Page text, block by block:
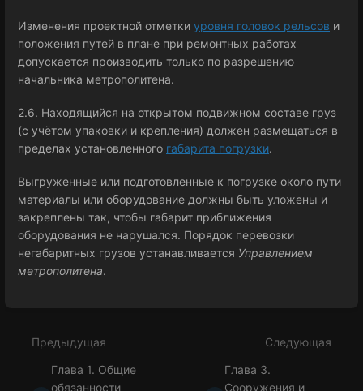
Изменения проектной отметки уровня головок рельсов и
положения путей в плане при ремонтных работах
допускается производить только по разрешению
начальника метрополитена.
2.6. Находящийся на открытом подвижном составе груз
(с учётом упаковки и крепления) должен размещаться в
пределах установленного габарита погрузки.
Выгруженные или подготовленные к погрузке около пути
материалы или оборудование должны быть уложены и
закреплены так, чтобы габарит приближения
оборудования не нарушался. Порядок перевозки
негабаритных грузов устанавливается Управлением
метрополитена.
выбора
Предыдущая
Глава 1. Общие
обязанности
Следующая
Глава 3.
Сооружения и